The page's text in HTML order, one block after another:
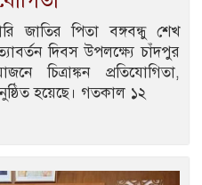
জাতির পিতা বঙ্গবন্ধু শেখ
দিবস উপলক্ষ্যে চাঁদপুর
চিত্রাঙ্কন প্রতিযোগিতা,
হয়েছে। গতকাল ১২